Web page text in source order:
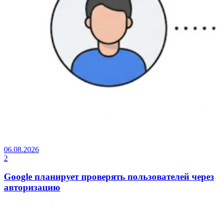
06.08.2026
2
Google планирует проверять пользователей через
авторизацию